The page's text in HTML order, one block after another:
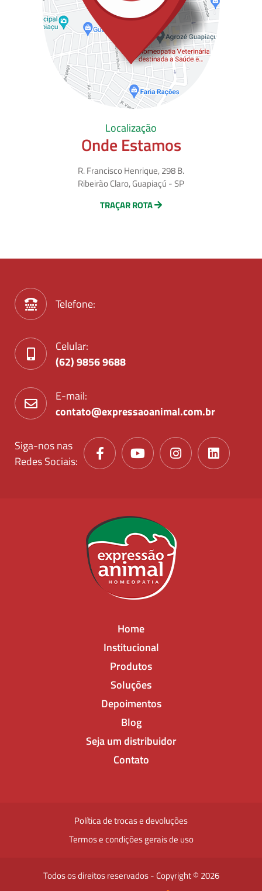
Localização
Onde Estamos
R. Francisco Henrique, 298 B.
Ribeirão Claro, Guapiaçú - SP
TRAÇAR ROTA
Telefone:
Celular:
(62) 9856 9688
E-mail:
contato@expressaoanimal.com.br
Siga-nos nas
Redes Sociais:
Home
Institucional
Produtos
Soluções
Depoimentos
Blog
Seja um distribuidor
Contato
Política de trocas e devoluções
Termos e condições gerais de uso
Todos os direitos reservados - Copyright © 2026